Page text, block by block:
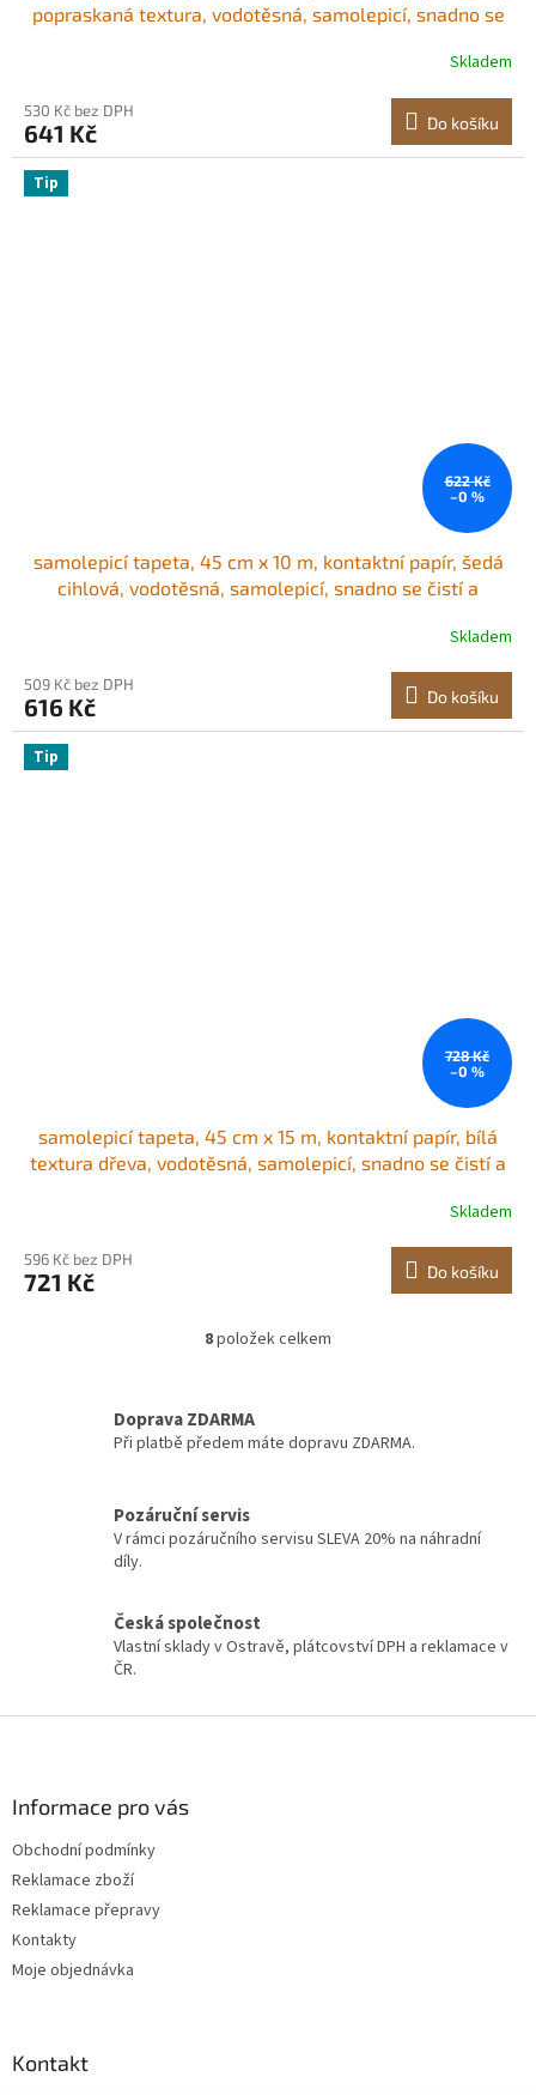
popraskaná textura, vodotěsná, samolepicí, snadno se
Skladem
530 Kč bez DPH
641 Kč Do košíku
Tip
622 Kč
–0 %
samolepicí tapeta, 45 cm x 10 m, kontaktní papír, šedá
cihlová, vodotěsná, samolepicí, snadno se čistí a
kuchyně, kanceláře, koupelny, psacího stoluSkladem
509 Kč bez DPH
616 Kč Do košíku
Tip
728 Kč
–0 %
samolepicí tapeta, 45 cm x 15 m, kontaktní papír, bílá
textura dřeva, vodotěsná, samolepicí, snadno se čistí a
kuchyně, kanceláře, koupelny, psacího stoluSkladem
596 Kč bez DPH
721 Kč Do košíku
O
d
p
v
i
8položek celkem
Doprava ZDARMA
Při platbě předem máte dopravu ZDARMA.
Pozáruční servis
V rámci pozáručního servisu SLEVA 20% na náhradní
díly.
Česká společnost
Vlastní sklady v Ostravě, plátcovství DPH a reklamace v
ČR.
Informace pro vás
Obchodní podmínky
Reklamace zboží
Reklamace přepravy
Kontakty
Moje objednávka
Kontakt